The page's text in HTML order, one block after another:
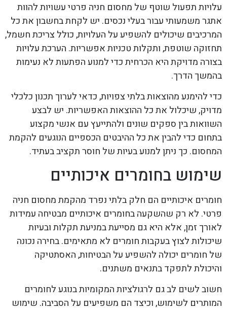
עלויות תפעול שוטף של מחסום חניה פרטי עשויות להוות
אתגר משמעותי עבור בעלי נכסים. יש לקחת בחשבון את כל
המרכיבים שיכולים להשפיע על העלויות, כולל צריכת חשמל,
תחזוקה שוטפת, ותקלות טכניות אפשריות. הערכת עלויות
בצורה מדויקת היא הכרחית כדי למנוע הפתעות לא נעימות
בהמשך הדרך.
כדי להימנע מהוצאות בלתי צפויות, כדאי לערוך תכנון כלכלי
מדויק, שיכלול את כל ההוצאות האפשריות. יש לבצע
השוואות בין ספקים שונים ולהתייעץ עם אנשי מקצוע
בתחום כדי להבין את כל ההיבטים הכספיים הנוגעים להקמת
המחסום. כך ניתן למנוע בעיות של חוסר תקציב בעתיד.
שימוש בחומרים איכותיים
חומרים איכותיים הם חלק בלתי נפרד מהקמת מחסום חניה
פרטי. לא רק שהשקעה בחומרים איכותיים מבטיחה עמידות
לאורך זמן, אלא היא גם מסייעת במניעת תקלות ובעיות
שיכולות לצוץ בעקבות חומרים לא מתאימים. בחירה נכונה
של חומרים יכולה להשפיע על הבטיחות, האסתטיקה
והיכולת לתפקד בתנאים משתנים.
חשוב לשים לב גם לרגולציות המקומיות בנוגע לחומרים
המותרים לשימוש, וכיצד הם משפיעים על הסביבה. שימוש